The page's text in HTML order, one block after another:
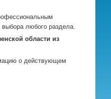
выбора любого раздела.
области из
о действующем